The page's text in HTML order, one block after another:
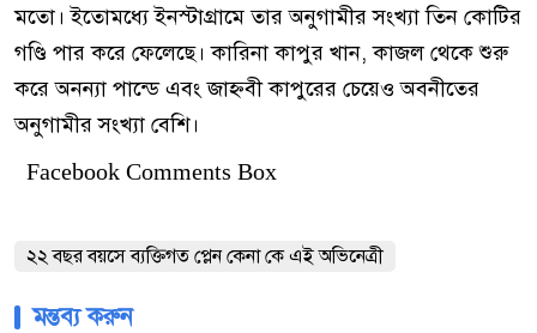
মতো। ইতোমধ্যে ইনস্টাগ্রামে তার অনুগামীর সংখ্যা তিন কোটির
গণ্ডি পার করে ফেলেছে। কারিনা কাপুর খান, কাজল থেকে শুরু
করে অনন্যা পান্ডে এবং জাহ্নবী কাপুরের চেয়েও অবনীতের
অনুগামীর সংখ্যা বেশি।
Facebook Comments Box
২২ বছর বয়সে ব্যক্তিগত প্লেন কেনা কে এই অভিনেত্রী
মন্তব্য করুন